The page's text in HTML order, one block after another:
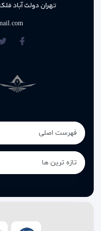
تهران دولت آباد
فهرست اصلی
تازه ترین ها